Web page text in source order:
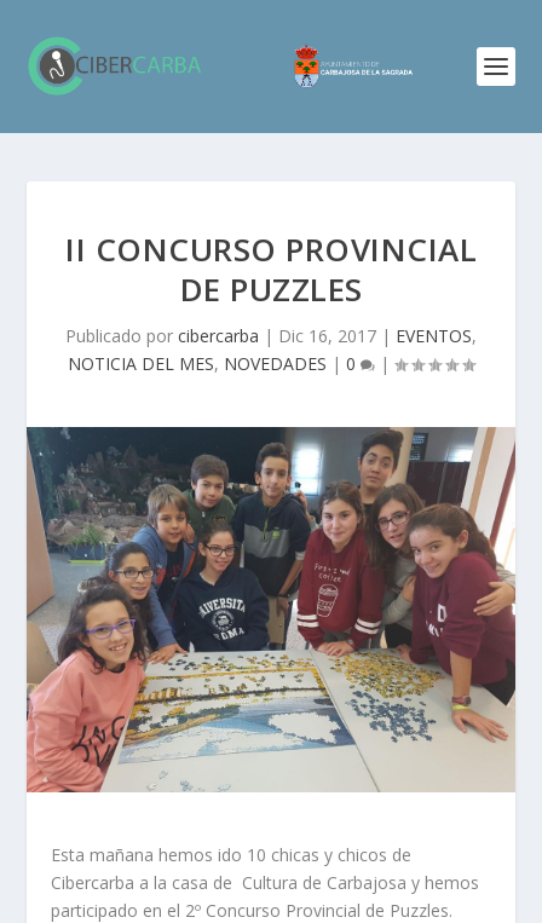
II CONCURSO PROVINCIAL
DE PUZZLES
Publicado por cibercarba | Dic 16, 2017 | EVENTOS,
NOTICIA DEL MES, NOVEDADES | 0 |
Esta mañana hemos ido 10 chicas y chicos de
Cibercarba a la casa de Cultura de Carbajosa y hemos
participado en el 2º Concurso Provincial de Puzzles.